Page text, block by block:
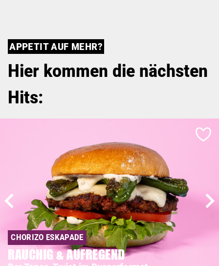
APPETIT AUF MEHR?
Hier kommen die nächsten
Hits:
CHORIZO ESKAPADE
RAUCHIG & AUFREGEND